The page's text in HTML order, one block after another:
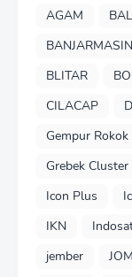
AGAM
BANJARMASIN
BLITAR
CILACAP
Gempur
Grebek Cluster
Icon Plus
IKN
jember